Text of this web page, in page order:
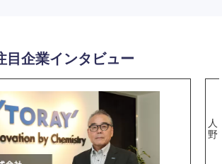
目企業インタビュー
人
野